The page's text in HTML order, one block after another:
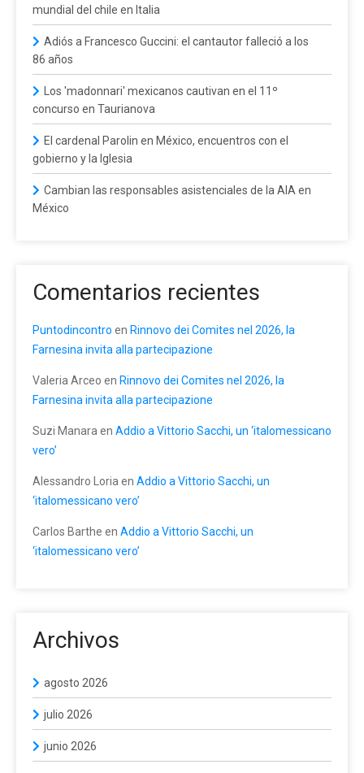
mundial del chile en Italia
Adiós a Francesco Guccini: el cantautor falleció a los
86 años
Los 'madonnari' mexicanos cautivan en el 11º
concurso en Taurianova
El cardenal Parolin en México, encuentros con el
gobierno y la Iglesia
Cambian las responsables asistenciales de la AIA en
México
Comentarios recientes
Puntodincontro en Rinnovo dei Comites nel 2026, la
Farnesina invita alla partecipazione
Valeria Arceo en Rinnovo dei Comites nel 2026, la
Farnesina invita alla partecipazione
Suzi Manara en Addio a Vittorio Sacchi, un ‘italomessicano
vero’
Alessandro Loria en Addio a Vittorio Sacchi, un
‘italomessicano vero’
Carlos Barthe en Addio a Vittorio Sacchi, un
‘italomessicano vero’
Archivos
agosto 2026
julio 2026
junio 2026